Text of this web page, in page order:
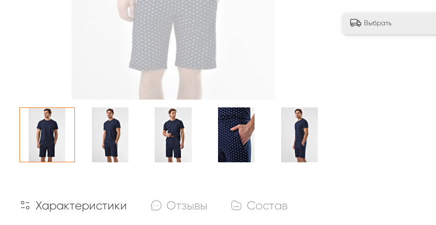
Выбрать
Характеристики Отзывы Состав